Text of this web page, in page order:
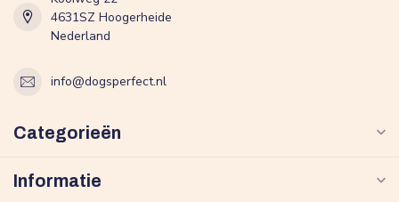
4631SZ Hoogerheide
Nederland
info@dogsperfect.nl
Categorieën
Informatie